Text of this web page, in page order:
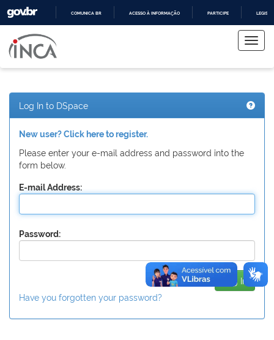
COMUNICA BR ACESSO À INFORMAÇÃO PARTICIPE
navigation
Log In to DSpace
New user? Click here to register.
Please enter your e-mail address and password into the
form below.
E-mail Address:
Password:
Have you forgotten your password?